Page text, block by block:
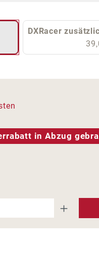
DXRacer
in Abzug
gewünschten